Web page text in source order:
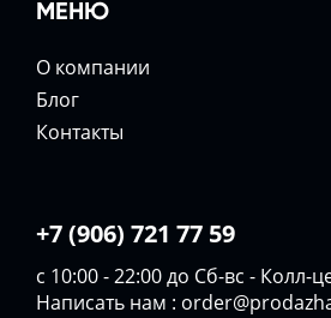
МЕНЮ
О компании
Блог
Контакты
+7 (906) 721 77 59
с 10:00 - 22:00 до Сб-вс - Колл-
Написать нам :